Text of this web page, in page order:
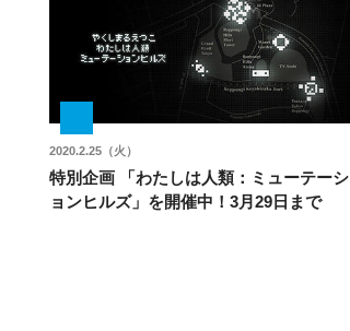
2020.2.25（火）
特別企画 「わたしは人類：ミューテーシ
ョンヒルズ」を開催中！3月29日まで